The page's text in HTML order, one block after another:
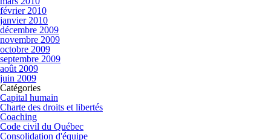
février 2010
janvier 2010
décembre 2009
novembre 2009
octobre 2009
septembre 2009
août 2009
juin 2009
Catégories
Capital humain
Charte des droits et libertés
Coaching
Code civil du Québec
Consolidation d'équipe